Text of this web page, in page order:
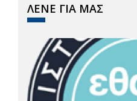
ΛΕΝΕ ΓΙΑ ΜΑΣ